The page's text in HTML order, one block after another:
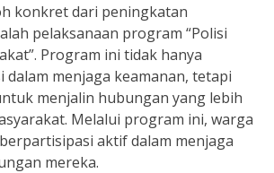
konkret dari peningkatan
pelaksanaan program “Polisi
Program ini tidak hanya
dalam menjaga keamanan, tetapi
menjalin hubungan yang lebih
Melalui program ini, warga
aktif dalam menjaga
mereka.